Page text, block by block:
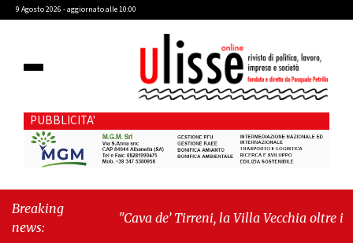
9 Agosto 2026 - aggiornato alle 10:00
PUBBLICITA'
Breaking
news:
"Cava de’ Tirreni, la Villa Vecchia oltre i